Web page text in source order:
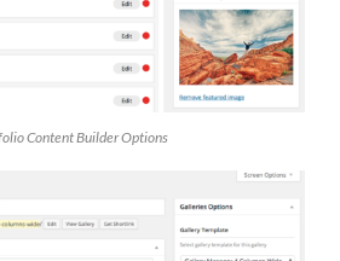
Content Builder Options